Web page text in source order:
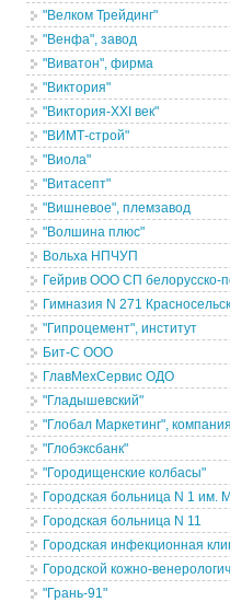
"Велком Трейдинг"
"Венфа", завод
"Виватон", фирма
"Виктория"
"Виктория-XXI век"
"ВИМТ-строй"
"Виола"
"Витасепт"
"Вишневое", племзавод
"Волшина плюс"
Вольха НПЧУП
Гейрив ООО СП белорусско-
Гимназия N 271
"Гипроцемент", институт
Бит-С ООО
ГлавМехСервис ОДО
"Гладышевский"
"Глобал Маркетинг", компания
"Глобэксбанк"
"Городищенские колбасы"
Городская больница N 1 им.
Городская больница N 11
Городская инфекционная
Городской кожно-
"Грань-91"